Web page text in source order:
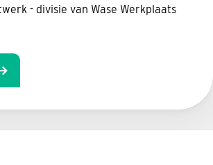
- divisie van Wase Werkplaats